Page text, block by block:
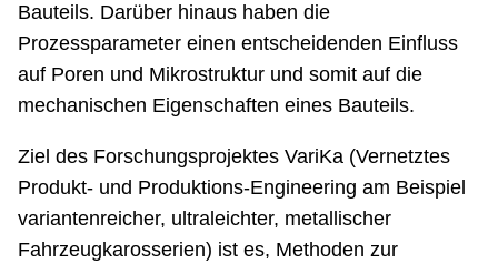
Bauteils. Darüber hinaus haben die
Prozessparameter einen entscheidenden Einfluss
auf Poren und Mikrostruktur und somit auf die
mechanischen Eigenschaften eines Bauteils.
Ziel des Forschungsprojektes VariKa (Vernetztes
Produkt- und Produktions-Engineering am Beispiel
variantenreicher, ultraleichter, metallischer
Fahrzeugkarosserien) ist es, Methoden zur